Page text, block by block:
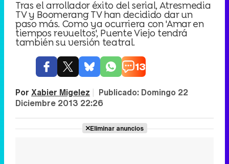
Tras el arrollador éxito del serial, Atresmedia
TV y Boomerang TV han decidido dar un
paso más. Como ya ocurriera con 'Amar en
tiempos revueltos', Puente Viejo tendrá
también su versión teatral.
13
Por Xabier Migelez | Publicado: Domingo 22
Diciembre 2013 22:26
Eliminar anuncios